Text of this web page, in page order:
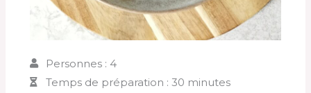
Personnes : 4
Temps de préparation : 30 minutes